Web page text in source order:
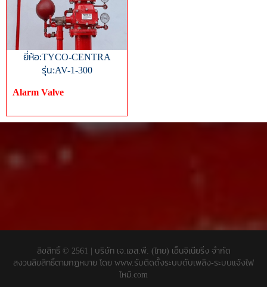
ยี่ห้อ:TYCO-CENTRA
รุ่น:AV-1-300
Alarm Valve
ลิขสิทธิ์ © 2561 | บริษัท เจ.เอส.พี. (ไทย) เอ็นจิเนียริ่ง จำกัด
สงวนลิขสิทธิ์ตามกฏหมาย โดย www.รับติดตั้งระบบดับเพลิง-ระบบแจ้งไฟ
ไหม้.com